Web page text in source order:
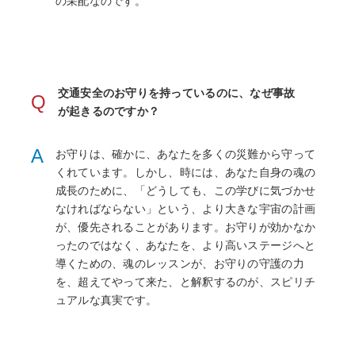
Q
交通安全のお守りを持っているのに、なぜ事故
が起きるのですか？
A
お守りは、確かに、あなたを多くの災難から守って
くれています。しかし、時には、あなた自身の魂の
成長のために、「どうしても、この学びに気づかせ
なければならない」という、より大きな宇宙の計画
が、優先されることがあります。お守りが効かなか
ったのではなく、あなたを、より高いステージへと
導くための、魂のレッスンが、お守りの守護の力
を、超えてやって来た、と解釈するのが、スピリチ
ュアルな真実です。